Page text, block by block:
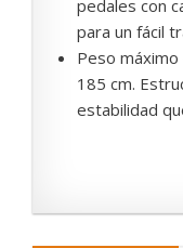
pedales con
para un fácil
Peso
185 cm.
estabilidad